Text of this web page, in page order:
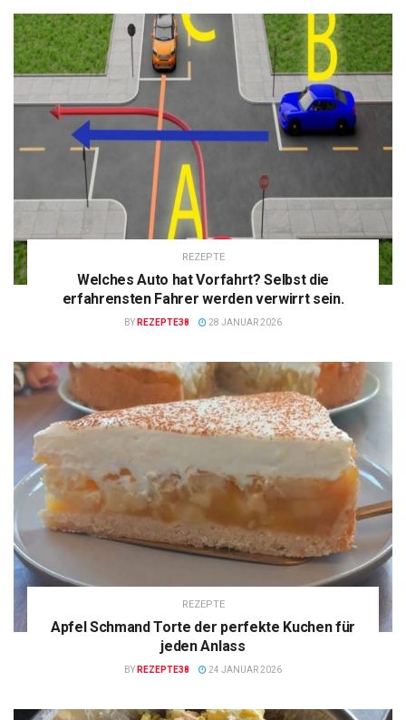
REZEPTE
Welches Auto hat Vorfahrt? Selbst die
erfahrensten Fahrer werden verwirrt sein.
BY REZEPTE38 28 JANUAR 2026
REZEPTE
Apfel Schmand Torte der perfekte Kuchen für
jeden Anlass
BY REZEPTE38 24 JANUAR 2026